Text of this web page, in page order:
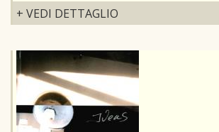
+ VEDI DETTAGLIO